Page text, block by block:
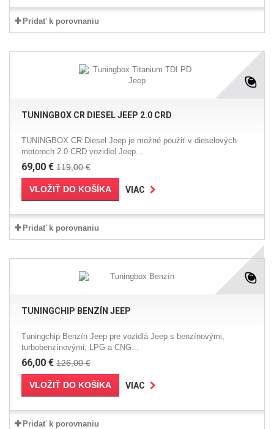
Pridať k porovnaniu
TUNINGBOX CR DIESEL JEEP 2.0 CRD
TUNINGBOX CR Diesel Jeep je možné použiť v dieselových
motoroch 2.0 CRD vozidiel Jeep...
69,00 € 119,00 €
VLOŽIŤ DO KOŠÍKA VIAC
Pridať k porovnaniu
TUNINGCHIP BENZÍN JEEP
Tuningchip Benzín Jeep pre vozidlá Jeep s benzínovými,
turbobenzínovými, LPG a CNG...
66,00 € 126,00 €
VLOŽIŤ DO KOŠÍKA VIAC
Pridať k porovnaniu